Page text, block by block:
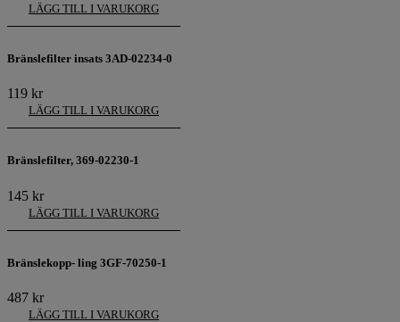
LÄGG TILL I VARUKORG
Bränslefilter insats 3AD-02234-0
119 kr
LÄGG TILL I VARUKORG
Bränslefilter, 369-02230-1
145 kr
LÄGG TILL I VARUKORG
Bränslekopp- ling 3GF-70250-1
487 kr
LÄGG TILL I VARUKORG